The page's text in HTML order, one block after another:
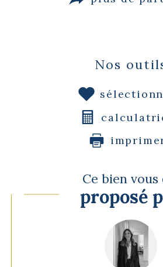
Nos
Ce bien vous
proposé